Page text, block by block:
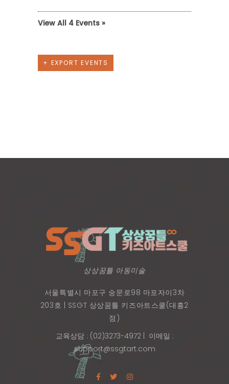
View All 4 Events »
+ EXPORT EVENTS
상상꿈틀 아동미술
서울특별시 마포구 숭문로98 마포자이3차
203호 | SSGT 상상꿈틀 키즈아트스쿨(대흥2
점)
교육상담 : (02)3273-4972| 이메일 :
support@ssgtart.com